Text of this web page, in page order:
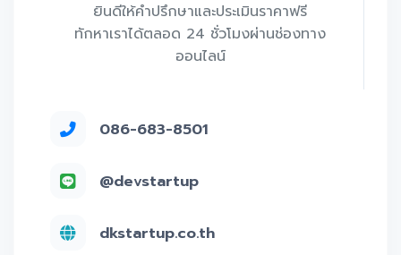
ยินดีให้คำปรึกษาและประเมินราคาฟรี
ทักหาเราได้ตลอด 24 ชั่วโมงผ่านช่องทาง
ออนไลน์
086-683-8501
@devstartup
dkstartup.co.th